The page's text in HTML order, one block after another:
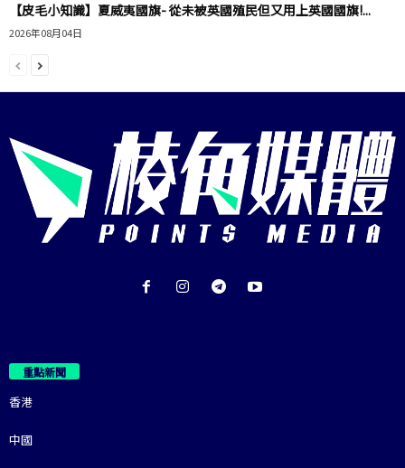
【皮毛小知識】夏威夷國旗- 從未被英國殖民但又用上英國國旗!...
2026年08月04日
重點新聞
香港
中國